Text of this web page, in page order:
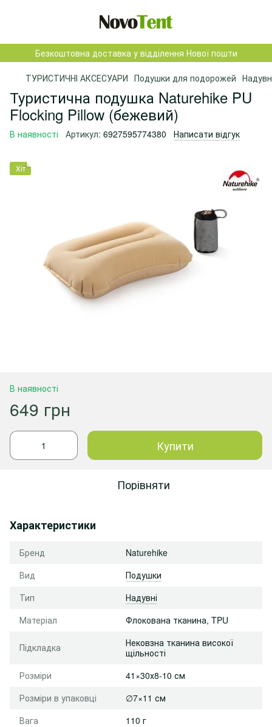
Безкоштовна доставка у відділення Нової пошти
ТУРИСТИЧНІ АКСЕСУАРИ Подушки для подорожей
Туристична подушка Naturehike PU
Flocking Pillow (бежевий)
В наявності Артикул: 6927595774380 Написати відгук
Хіт
В наявності
649 грн
Купити
Порівняти
Характеристики
Бренд
Naturehike
Вид
Подушки
Тип
Надувні
Матеріал
Флокована тканина, TPU
Підкладка
Нековзна тканина високої
щільності
Розміри
41×30х8-10 см
Розміри в упаковці
∅7×11 см
Вага
110 г